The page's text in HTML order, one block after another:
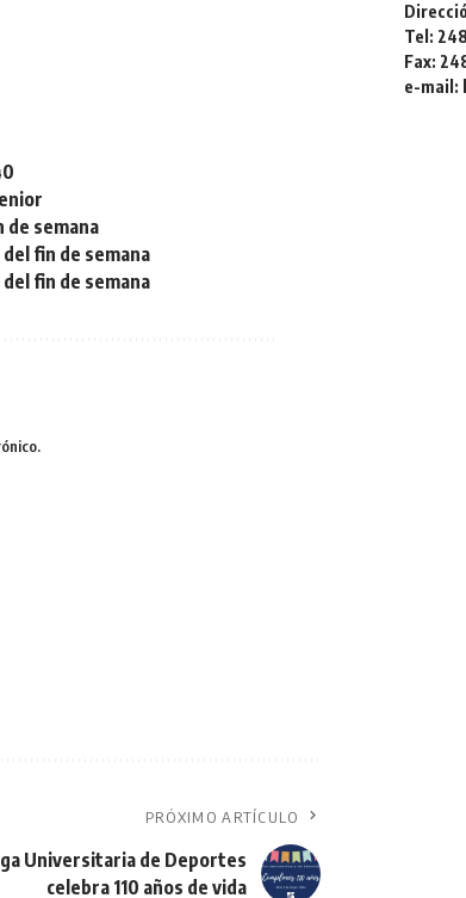
semana
fin de semana
fin de semana
PRÓXIMO ARTÍCULO
Universitaria de Deportes
celebra 110 años de vida
Tel:
Fax:
e-mail: